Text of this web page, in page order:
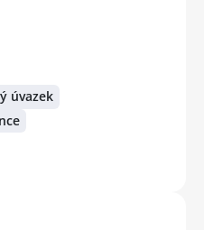
úvazek